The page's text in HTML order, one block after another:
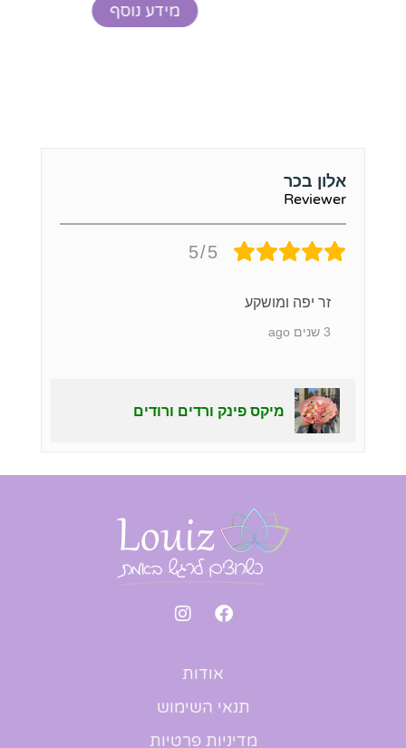
מידע נוסף
אלון בכר
Reviewer
5/5
זר יפה ומושקע
3 שנים ago
מיקס פינק ורדים ורודים
אודות
תנאי השימוש
מדיניות פרטיות